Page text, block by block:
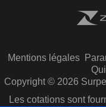
Mentions légales
Copyright © 2026
Les cotations sont